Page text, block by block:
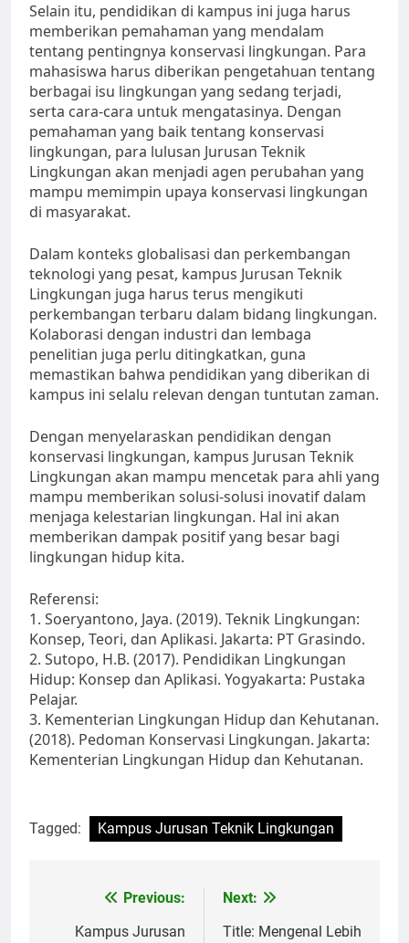
Selain itu, pendidikan di kampus ini juga harus
memberikan pemahaman yang mendalam
tentang pentingnya konservasi lingkungan. Para
mahasiswa harus diberikan pengetahuan tentang
berbagai isu lingkungan yang sedang terjadi,
serta cara-cara untuk mengatasinya. Dengan
pemahaman yang baik tentang konservasi
lingkungan, para lulusan Jurusan Teknik
Lingkungan akan menjadi agen perubahan yang
mampu memimpin upaya konservasi lingkungan
di masyarakat.
Dalam konteks globalisasi dan perkembangan
teknologi yang pesat, kampus Jurusan Teknik
Lingkungan juga harus terus mengikuti
perkembangan terbaru dalam bidang lingkungan.
Kolaborasi dengan industri dan lembaga
penelitian juga perlu ditingkatkan, guna
memastikan bahwa pendidikan yang diberikan di
kampus ini selalu relevan dengan tuntutan zaman.
Dengan menyelaraskan pendidikan dengan
konservasi lingkungan, kampus Jurusan Teknik
Lingkungan akan mampu mencetak para ahli yang
mampu memberikan solusi-solusi inovatif dalam
menjaga kelestarian lingkungan. Hal ini akan
memberikan dampak positif yang besar bagi
lingkungan hidup kita.
Referensi:
1. Soeryantono, Jaya. (2019). Teknik Lingkungan:
Konsep, Teori, dan Aplikasi. Jakarta: PT Grasindo.
2. Sutopo, H.B. (2017). Pendidikan Lingkungan
Hidup: Konsep dan Aplikasi. Yogyakarta: Pustaka
Pelajar.
3. Kementerian Lingkungan Hidup dan Kehutanan.
(2018). Pedoman Konservasi Lingkungan. Jakarta:
Kementerian Lingkungan Hidup dan Kehutanan.
Tagged: Kampus Jurusan Teknik Lingkungan
navigation
Previous:
Kampus Jurusan
Next:
Title: Mengenal Lebih